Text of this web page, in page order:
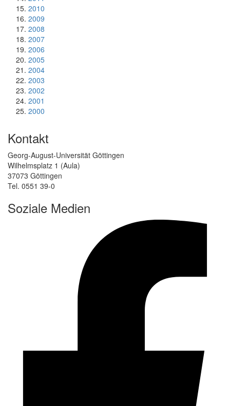
2010
2009
2008
2007
2006
2005
2004
2003
2002
2001
2000
Kontakt
Georg-August-Universität Göttingen
Wilhelmsplatz 1 (Aula)
37073 Göttingen
Tel. 0551 39-0
Soziale Medien